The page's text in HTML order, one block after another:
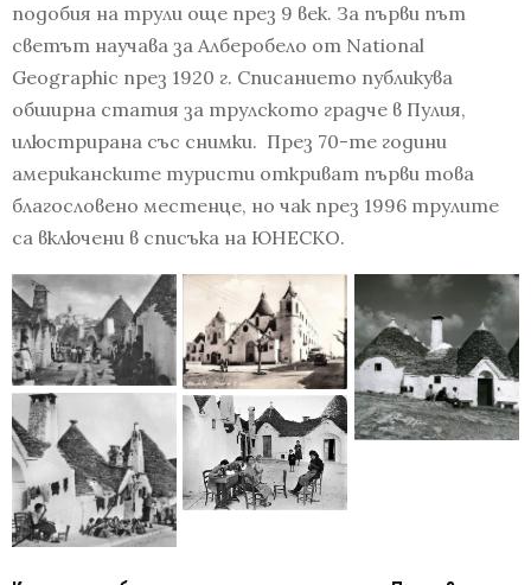
подобия на трули още през 9 век. За първи път
светът научава за Алберобело от National
Geographic през 1920 г. Списанието публикува
обширна статия за трулското градче в Пулия,
илюстрирана със снимки. През 70-те години
американските туристи откриват първи това
благословено местенце, но чак през 1996 трулите
са включени в списъка на ЮНЕСКО.